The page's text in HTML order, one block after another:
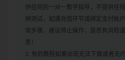
供任何的一对一教学指导，不提供任
辨测试，如遇充值环节或绑定支付账
常步骤，建议停止操作，是否有风险
责！
3. 有的教程如果出现无法下载或者无